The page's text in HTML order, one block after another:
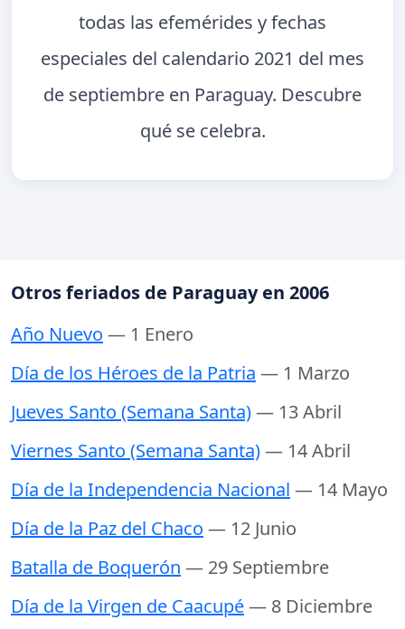
todas las efemérides y fechas
especiales del calendario 2021 del mes
de septiembre en Paraguay. Descubre
qué se celebra.
Otros feriados de Paraguay en 2006
Año Nuevo — 1 Enero
Día de los Héroes de la Patria — 1 Marzo
Jueves Santo (Semana Santa)— 13 Abril
Viernes Santo (Semana Santa)— 14 Abril
Día de la Independencia Nacional — 14 Mayo
Día de la Paz del Chaco — 12 Junio
Batalla de Boquerón — 29 Septiembre
Día de la Virgen de Caacupé— 8 Diciembre